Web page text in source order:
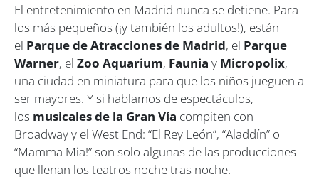
El entretenimiento en Madrid nunca se detiene. Para
los más pequeños (¡y también los adultos!), están
el Parque de Atracciones de Madrid, el Parque
Warner, el Zoo Aquarium, Faunia y Micropolix,
una ciudad en miniatura para que los niños jueguen a
ser mayores. Y si hablamos de espectáculos,
los musicales de la Gran Vía compiten con
Broadway y el West End: “El Rey León”, “Aladdín” o
“Mamma Mia!” son solo algunas de las producciones
que llenan los teatros noche tras noche.